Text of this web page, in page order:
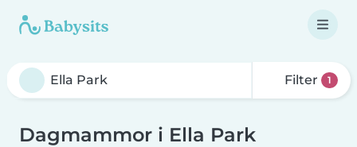
Filter 1
Dagmammor i Ella Park